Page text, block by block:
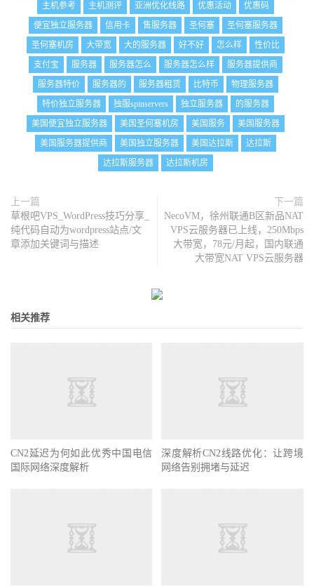
主机参考
主机测评 亚洲优化线路 优惠活动
优惠码
便宜独立服务器
信用卡 售服务器 圣何塞
圣何塞服务器
圣何塞机房
大带宽 大的服务器 好不好 怎么样
性价比
支付宝
服务器 服务器怎么 服务器怎么样
服务器提供商
服务器特价
服务器的 服务器租赁 比特币
物理服务器
特价独立服务器
独服spinservers 独立服务器
的服务器
美国便宜独立服务器
美国圣何塞机房 美国服务
美国服务器
美国服务器提供商
美国独立服务器 美国达拉斯
达拉斯
达拉斯服务器
达拉斯机房
上一篇
草根吧VPS_WordPress技巧分享_
纯代码自动为wordpress站点/文
章添加关键词与描述
下一篇
NecoVM，徐州联通B区新品NAT
VPS云服务器已上线，250Mbps
大带宽，78元/月起，国内联通
大带宽NAT VPS云服务器
相关推荐
CN2延迟为何如此优秀中国电信
国际网络深度解析
深度解析CN2线路优化：让跨境
网络告别拥堵与延迟